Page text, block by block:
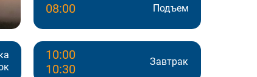
Подъем
Завтрак
08:00
10:00
10:30